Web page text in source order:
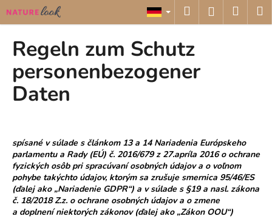
Inhalt
springen
SuchenLogin
Regeln zum Schutz
personenbezogener
Daten
spísané v súlade s článkom 13 a 14 Nariadenia Európskeho
parlamentu a Rady (EÚ) č. 2016/679 z 27.apríla 2016 o ochrane
fyzických osôb pri spracúvaní osobných údajov a o voľnom
pohybe takýchto údajov, ktorým sa zrušuje smernica 95/46/ES
(ďalej ako „Nariadenie GDPR“) a v súlade s §19 a nasl. zákona
č. 18/2018 Z.z. o ochrane osobných údajov a o zmene
a doplnení niektorých zákonov (ďalej ako „Zákon OOU“)
W
a
zum
zum
W
a
s
c
h
e
n
S